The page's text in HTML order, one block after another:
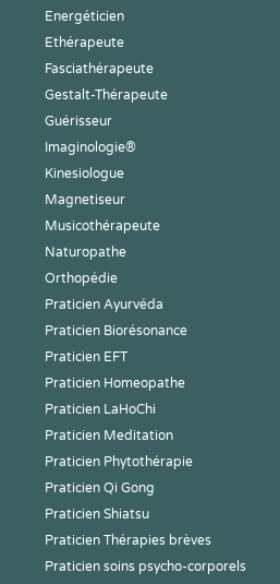
Energéticien
Ethérapeute
Fasciathérapeute
Gestalt-Thérapeute
Guérisseur
Imaginologie®
Kinesiologue
Magnetiseur
Musicothérapeute
Naturopathe
Orthopédie
Praticien Ayurvéda
Praticien Biorésonance
Praticien EFT
Praticien Homeopathe
Praticien LaHoChi
Praticien Meditation
Praticien Phytothérapie
Praticien Qi Gong
Praticien Shiatsu
Praticien Thérapies brèves
Praticien soins psycho-corporels